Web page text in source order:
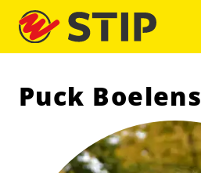
Puck Boelens